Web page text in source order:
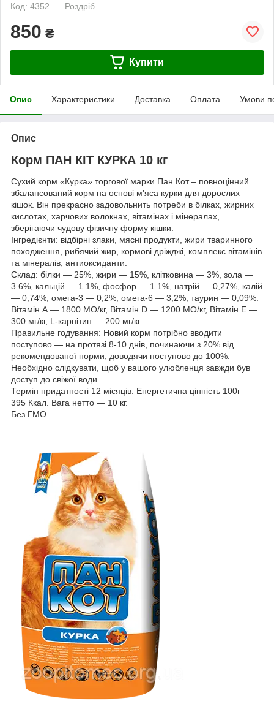
Код: 4352
Роздріб
850 ₴
Купити
Опис Характеристики Доставка Оплата Умови
Опис
Корм ПАН КІТ КУРКА 10 кг
Сухий корм «Курка» торгової марки Пан Кот – повноцінний
збалансований корм на основі м'яса курки для дорослих
кішок. Він прекрасно задовольнить потреби в білках, жирних
кислотах, харчових волокнах, вітамінах і мінералах,
зберігаючи чудову фізичну форму кішки.
Інгредієнти: відбірні злаки, мясні продукти, жири тваринного
походження, рибячий жир, кормові дріжджі, комплекс вітамінів
та мінералів, антиоксиданти.
Склад: білки ― 25%, жири ― 15%, клітковина ― 3%, зола ―
3.6%, кальцій ― 1.1%, фосфор ― 1.1%, натрій ― 0,27%, калій
― 0,74%, омега-3 ― 0,2%, омега-6 ― 3,2%, таурин ― 0,09%.
Вітамін А ― 1800 МО/кг, Вітамін D ― 1200 МО/кг, Вітамін Е ―
300 мг/кг, L-карнітин ― 200 мг/кг.
Правильне годування: Новий корм потрібно вводити
поступово ― на протязі 8-10 днів, починаючи з 20% від
рекомендованої норми, доводячи поступово до 100%.
Необхідно слідкувати, щоб у вашого улюбленця завжди був
доступ до свіжої води.
Термін придатності 12 місяців. Енергетична цінність 100г –
395 Ккал. Вага нетто ― 10 кг.
Без ГМО